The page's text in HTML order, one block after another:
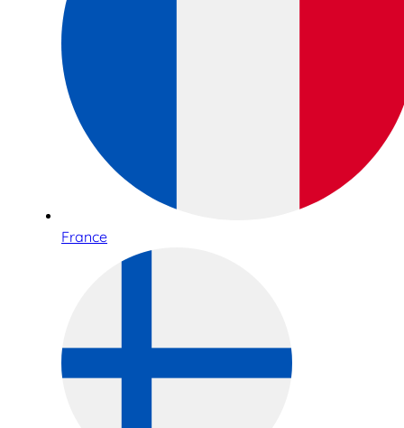
France